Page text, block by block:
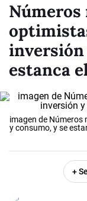
Números
inversión
estanca
imagen de Números
y consumo, y se
+